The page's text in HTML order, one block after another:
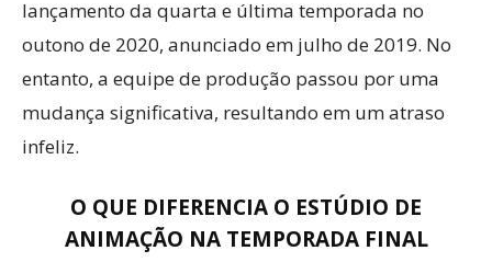
lançamento da quarta e última temporada no
outono de 2020, anunciado em julho de 2019. No
entanto, a equipe de produção passou por uma
mudança significativa, resultando em um atraso
infeliz.
O QUE DIFERENCIA O ESTÚDIO DE
ANIMAÇÃO NA TEMPORADA FINAL